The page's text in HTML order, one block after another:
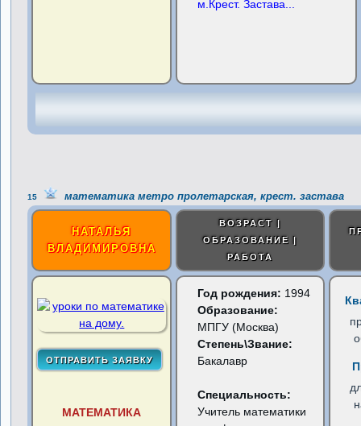
м.Крест. Застава
15 математика метро пролетарская, крест. застава
НАТАЛЬЯ
ВЛАДИМИРОВНА
ВОЗРАСТ |
ОБРАЗОВАНИЕ |
РАБОТА
МАТЕМАТИКА
Год рождения: 1994
Образование:
МПГУ (Москва)
Степень\Звание:
Бакалавр
Специальность:
Учитель математики